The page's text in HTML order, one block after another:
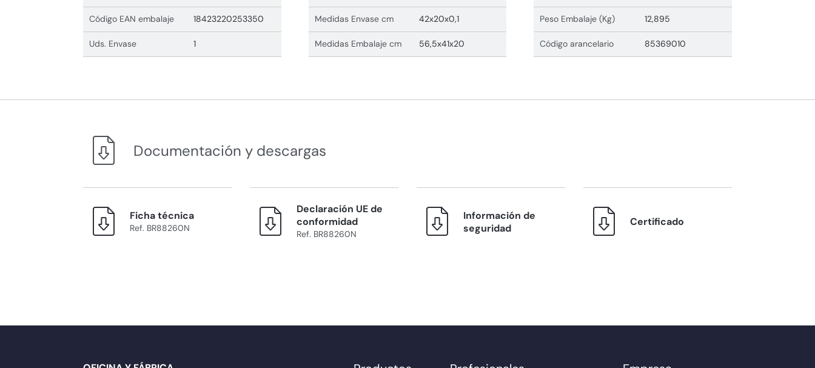
Código EAN embalaje 18423220253350
Uds. Envase 1
Medidas Envase cm 42x20x0,1
Medidas Embalaje cm 56,5x41x20
Peso Embalaje (Kg) 12,895
Código arancelario 85369010
Documentación y descargas
Ficha técnica
Ref. BR88260N
Declaración UE de
conformidad
Ref. BR88260N
Información de
seguridad
Certificado